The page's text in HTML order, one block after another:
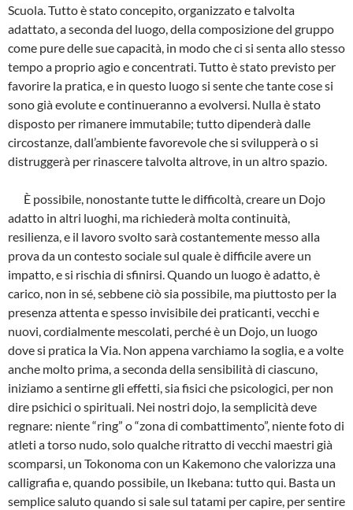
Scuola. Tutto è stato concepito, organizzato e talvolta
adattato, a seconda del luogo, della composizione del gruppo
come pure delle sue capacità, in modo che ci si senta allo stesso
tempo a proprio agio e concentrati. Tutto è stato previsto per
favorire la pratica, e in questo luogo si sente che tante cose si
sono già evolute e continueranno a evolversi. Nulla è stato
disposto per rimanere immutabile; tutto dipenderà dalle
circostanze, dall’ambiente favorevole che si svilupperà o si
distruggerà per rinascere talvolta altrove, in un altro spazio.
È possibile, nonostante tutte le difficoltà, creare un Dojo
adatto in altri luoghi, ma richiederà molta continuità,
resilienza, e il lavoro svolto sarà costantemente messo alla
prova da un contesto sociale sul quale è difficile avere un
impatto, e si rischia di sfinirsi. Quando un luogo è adatto, è
carico, non in sé, sebbene ciò sia possibile, ma piuttosto per la
presenza attenta e spesso invisibile dei praticanti, vecchi e
nuovi, cordialmente mescolati, perché è un Dojo, un luogo
dove si pratica la Via. Non appena varchiamo la soglia, e a volte
anche molto prima, a seconda della sensibilità di ciascuno,
iniziamo a sentirne gli effetti, sia fisici che psicologici, per non
dire psichici o spirituali. Nei nostri dojo, la semplicità deve
regnare: niente “ring” o “zona di combattimento”, niente foto di
atleti a torso nudo, solo qualche ritratto di vecchi maestri già
scomparsi, un Tokonoma con un Kakemono che valorizza una
calligrafia e, quando possibile, un Ikebana: tutto qui. Basta un
semplice saluto quando si sale sul tatami per capire, per sentire